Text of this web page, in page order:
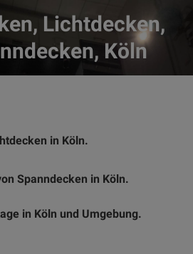
Lichtdecken,
Köln
in Köln.
Spanndecken in Köln.
in Köln und Umgebung.